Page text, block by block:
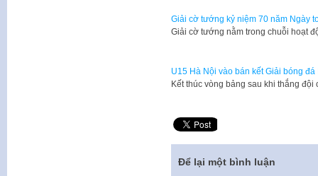
Giải cờ tướng kỷ niệm 70 năm Ngày
Giải cờ tướng nằm trong chuỗi hoạt
U15 Hà Nội vào bán kết Giải bóng
Kết thúc vòng bảng sau khi thắng
Để lại một bình luận